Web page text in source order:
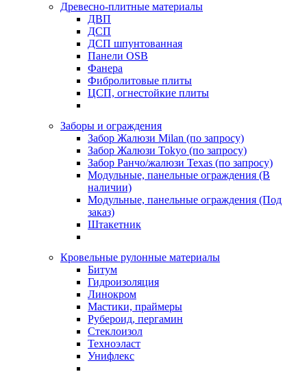
Древесно-плитные материалы
ДВП
ДСП
ДСП шпунтованная
Панели OSB
Фанера
Фибролитовые плиты
ЦСП, огнестойкие плиты
Заборы и ограждения
Забор Жалюзи Milan (по запросу)
Забор Жалюзи Tokyo (по запросу)
Забор Ранчо/жалюзи Texas (по запросу)
Модульные, панельные ограждения (В
наличии)
Модульные, панельные ограждения (Под
заказ)
Штакетник
Кровельные рулонные материалы
Битум
Гидроизоляция
Линокром
Мастики, праймеры
Рубероид, пергамин
Стеклоизол
Техноэласт
Унифлекс